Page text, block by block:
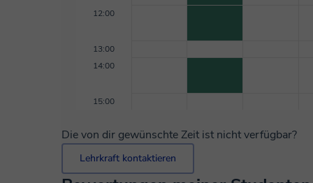
12:00
13:00
14:00
15:00
Die von dir gewünschte Zeit ist nicht verfügbar?
Lehrkraft kontaktieren